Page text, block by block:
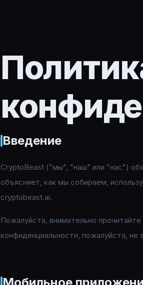
Введение
CryptoBeast ("мы", "наш" или "нас")
объясняет, как мы собираем,
cryptobeast.ai.
Пожалуйста, внимательно
конфиденциальности, пожалуйста, не